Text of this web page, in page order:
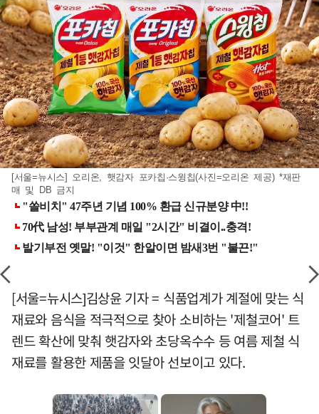
[서울=뉴시스] 오리온, 햇감자 포카칩·스윙칩(사진=오리온 제공) *재판
매 및 DB 금지
[서울=뉴시스]김상윤 기자 = 식품업계가 계절에 맞는 식
재료와 음식을 적극적으로 찾아 소비하는 '제철코어' 트
렌드 확산에 맞춰 햇감자와 초당옥수수 등 여름 제철 식
재료를 활용한 제품을 잇달아 선보이고 있다.